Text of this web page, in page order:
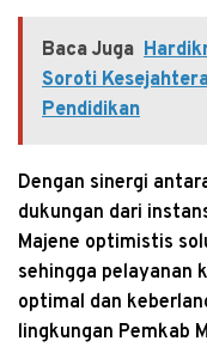
Baca Juga
Soroti
Pendidikan
Dengan sinergi
dukungan dari
Majene optimistis
sehingga pelayanan
optimal dan
lingkungan Pemkab